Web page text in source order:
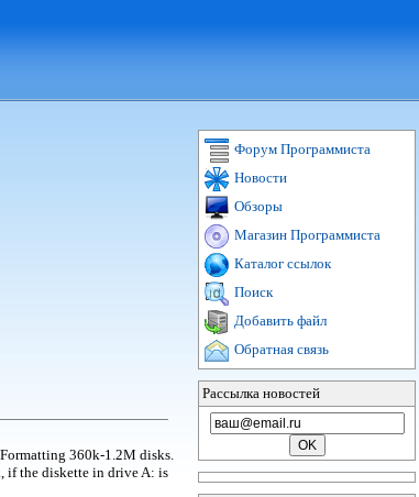
360k-1.2M disks.
if the diskette in drive A: is
Форум Программиста
Новости
Обзоры
Магазин Программиста
Каталог ссылок
Поиск
Добавить файл
Обратная связь
Рассылка новостей